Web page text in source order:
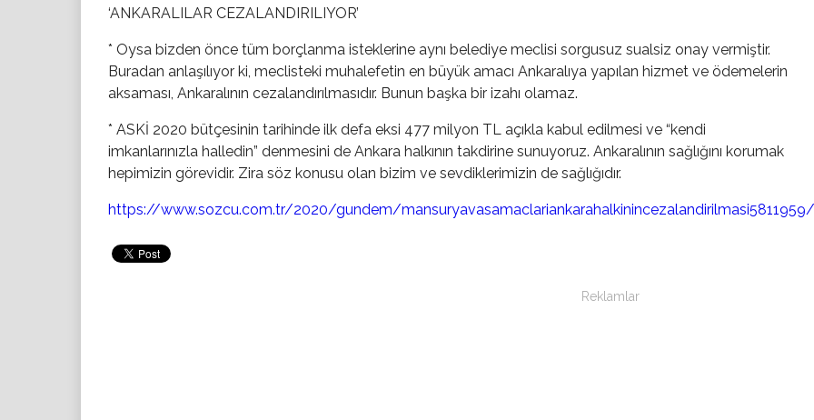
‘ANKARALILAR CEZALANDIRILIYOR’
* Oysa bizden önce tüm borçlanma isteklerine aynı belediye meclisi sorgusuz sualsiz onay vermiştir.
Buradan anlaşılıyor ki, meclisteki muhalefetin en büyük amacı Ankaralıya yapılan hizmet ve ödemelerin
aksaması, Ankaralının cezalandırılmasıdır. Bunun başka bir izahı olamaz.
* ASKİ 2020 bütçesinin tarihinde ilk defa eksi 477 milyon TL açıkla kabul edilmesi ve “kendi
imkanlarınızla halledin” denmesini de Ankara halkının takdirine sunuyoruz. Ankaralının sağlığını korumak
hepimizin görevidir. Zira söz konusu olan bizim ve sevdiklerimizin de sağlığıdır.
https://www.sozcu.com.tr/2020/gundem/mansuryavasamaclariankarahalkinincezalandirilmasi5811959/
Reklamlar